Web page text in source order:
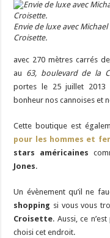
Envie de luxe avec
Croisette.
avec 270 mètres carrés
au 63, boulevard de la
portes le 25 juillet
bonheur nos cannoises et
Cette boutique est
pour les hommes et
stars américaines
Jones.
Un évènement qu’il ne
shopping si vous vous
Croisette. Aussi, ce
choisi cet endroit.